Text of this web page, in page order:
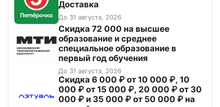
Доставка
До 31 августа, 2026
Скидка 72 000 на высшее
образование и среднее
специальное образование в
первый год обучения
До 31 августа, 2026
Скидка 6 000 ₽ от 10 000 ₽, 10
000 ₽ от 15 000 ₽, 20 000 ₽ от 30
000 ₽ и 35 000 ₽ от 50 000 ₽ на